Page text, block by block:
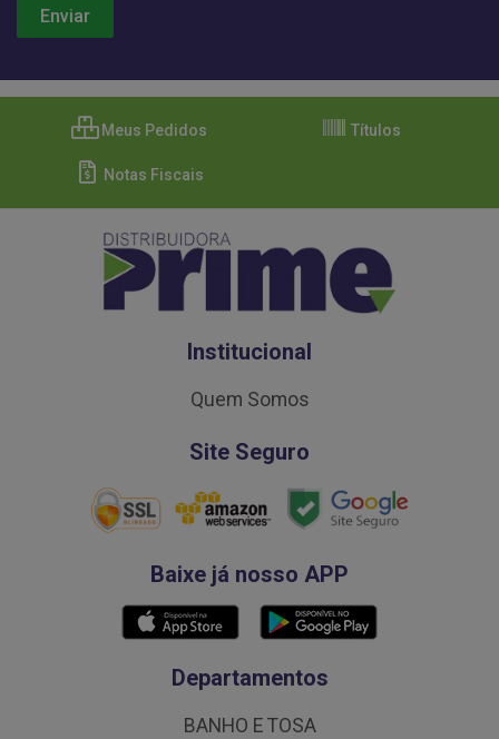
Meus Pedidos Títulos
Notas Fiscais
Institucional
Quem Somos
Site Seguro
Baixe já nosso APP
Departamentos
BANHO E TOSA